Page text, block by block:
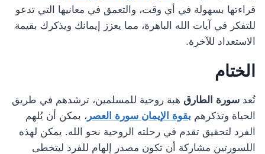
قراءتها بسهولة في أي وقت، والتعمق في معانيها التي تدعو
للتفكر في آيات الله الباهرة، مما يعزز إيمانك ويذكرك بقيمة
الاستعداد للآخرة.
الختام
تُعد سورة الطارق هبة روحية للمسلمين، ترشدهم في طريق
الحياة وتذكرهم بقوة الإيمان سورة العصر ، يمكن أن يُلهم
الفرد لتحقيق تقدم في رحلته الروحية نحو الله. يمكن لهذه
اللسورتين مشاركة أن تكون مصدر إلهام للفرد ليتخطى